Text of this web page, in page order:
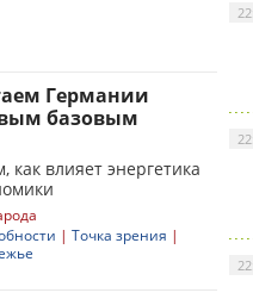
Германии
базовым
как влияет энергетика
| Точка зрения |